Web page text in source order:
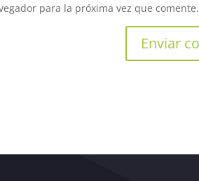
para la próxima vez que comente.